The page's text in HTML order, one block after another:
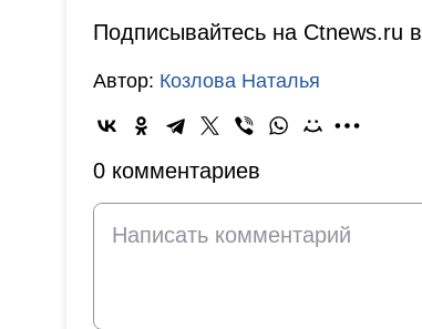
Подписывайтесь на Ctnews.ru в
Автор: Козлова Наталья
0 комментариев